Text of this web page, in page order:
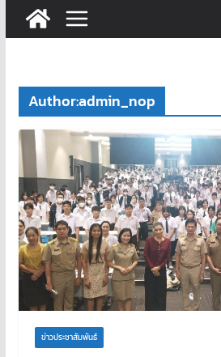
Author:admin_nop
ข่าวประชาสัมพันธ์